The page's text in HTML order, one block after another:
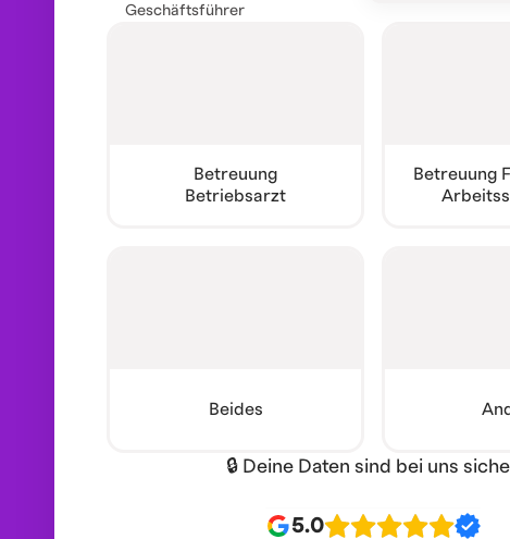
Geschäftsführer
Betreuung
Betriebsarzt
Betreuung
Beides
🔒 Deine Daten sind bei uns
5.0